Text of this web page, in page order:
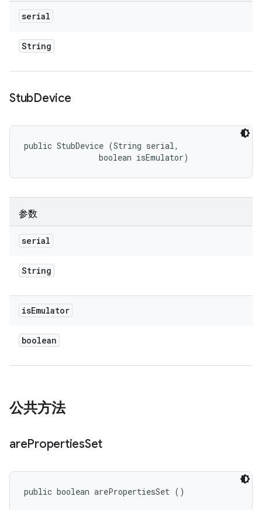
serial
String
StubDevice
public StubDevice (String serial,
                boolean isEmulator)
参数
serial
String
isEmulator
boolean
公共方法
arePropertiesSet
public boolean arePropertiesSet ()